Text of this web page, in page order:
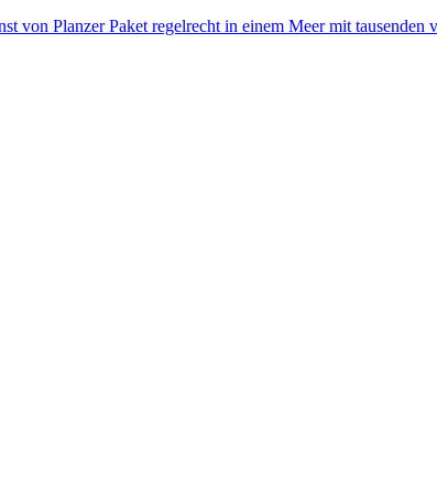
von Planzer Paket regelrecht in einem Meer mit